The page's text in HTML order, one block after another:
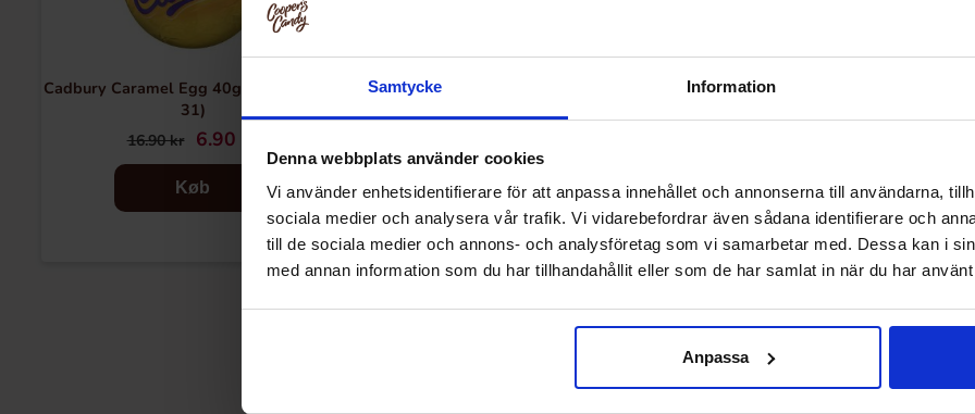
Samtycke Information
Denna webbplats använder cookies
Vi använder enhetsidentifierare för att anpassa innehållet och annonserna till användarna,
sociala medier och analysera vår trafik. Vi vidarebefordrar även sådana identifierare och
till de sociala medier och annons- och analysföretag som vi samarbetar med. Dessa kan i
med annan information som du har tillhandahållit eller som de har samlat in när du har
Anpassa
Cadbury Caramel Egg 40g(BF:2026-07-
31)
16.90 kr 6.90 kr
Køb
Fanta Crimson Cherry 50cl
Køb
Dr Pepper Zero Cherry Crush 330ml
Køb
Sidst sete